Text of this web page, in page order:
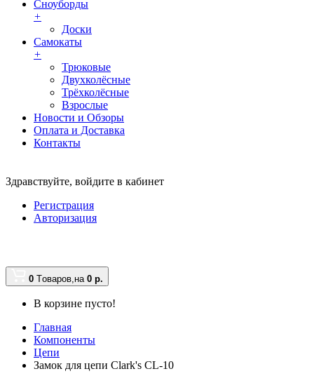
Сноуборды
+
Доски
Самокаты
+
Трюковые
Двухколёсные
Трёхколёсные
Взрослые
Новости и Обзоры
Оплата и Доставка
Контакты
Здравствуйте, войдите в кабинет
Регистрация
Авторизация
0 Tоваров,на 0 р.
В корзине пусто!
Главная
Компоненты
Цепи
Замок для цепи Clark's CL-10